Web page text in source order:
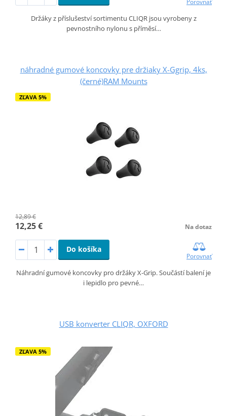
Držáky z příslušeství sortimentu CLIQR jsou vyrobeny z
pevnostního nylonu s příměsí…
náhradné gumové koncovky pre držiaky X-Ggrip, 4ks,
(černé)RAM Mounts
ZĽAVA 5%
12,89 €
12,25 € Na dotaz
Do košíka
Porovnať
Náhradní gumové koncovky pro držáky X-Grip. Součástí balení je
i lepidlo pro pevné…
USB konverter CLIQR, OXFORD
ZĽAVA 5%